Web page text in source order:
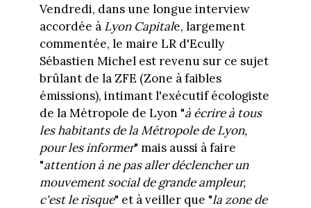
Vendredi, dans une longue interview
accordée à Lyon Capitale, largement
commentée, le maire LR d'Ecully
Sébastien Michel est revenu sur ce sujet
brûlant de la ZFE (Zone à faibles
émissions), intimant l'exécutif écologiste
de la Métropole de Lyon "à écrire à tous
les habitants de la Métropole de Lyon,
pour les informer" mais aussi à faire
"attention à ne pas aller déclencher un
mouvement social de grande ampleur,
c'est le risque" et à veiller que "la zone de